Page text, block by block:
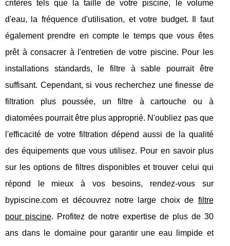
critères tels que la taille de votre piscine, le volume
d'eau, la fréquence d'utilisation, et votre budget. Il faut
également prendre en compte le temps que vous êtes
prêt à consacrer à l'entretien de votre piscine. Pour les
installations standards, le filtre à sable pourrait être
suffisant. Cependant, si vous recherchez une finesse de
filtration plus poussée, un filtre à cartouche ou à
diatomées pourrait être plus approprié. N'oubliez pas que
l'efficacité de votre filtration dépend aussi de la qualité
des équipements que vous utilisez. Pour en savoir plus
sur les options de filtres disponibles et trouver celui qui
répond le mieux à vos besoins, rendez-vous sur
bypiscine.com et découvrez notre large choix de filtre
pour piscine. Profitez de notre expertise de plus de 30
ans dans le domaine pour garantir une eau limpide et